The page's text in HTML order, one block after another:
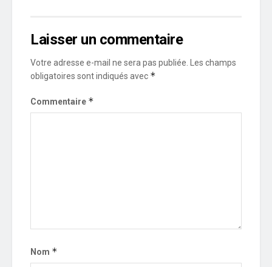
Laisser un commentaire
Votre adresse e-mail ne sera pas publiée.
Les champs
obligatoires sont indiqués avec *
Commentaire *
Nom *